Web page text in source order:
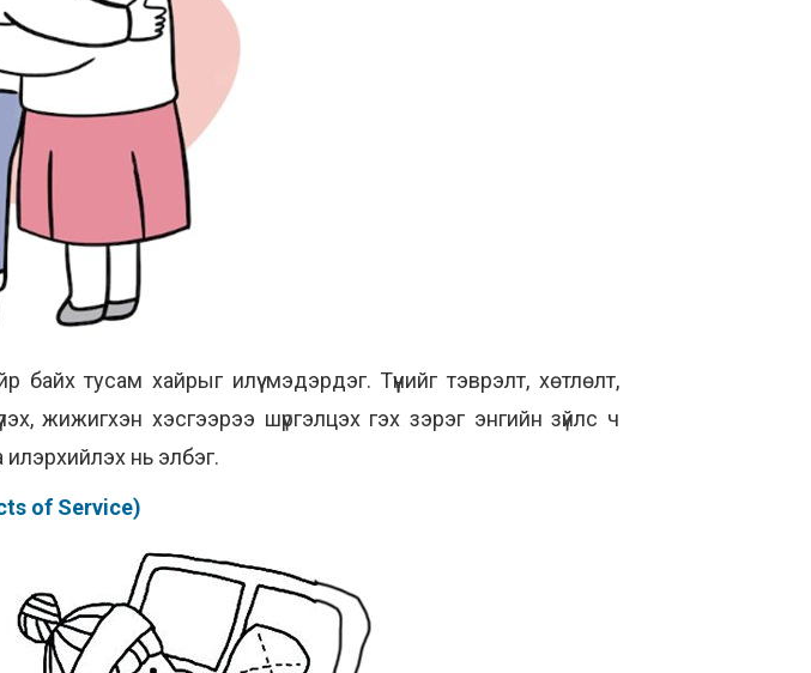
тусам хайрыг илүү мэдэрдэг. Түүнийг тэврэлт, хөтлөлт,
жижигхэн хэсгээрээ шүргэлцэх гэх зэрэг энгийн зүйлс ч
илэрхийлэх нь элбэг.
of Service)